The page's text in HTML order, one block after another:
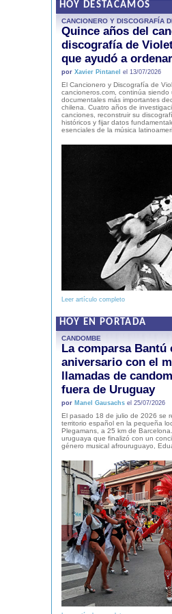
HOY DESTACAMOS
CANCIONERO Y DISCOGRAFÍA
Quince años del
discografía de
que ayudó a
por Xavier Pintanel el 13/07/2026
El Cancionero y Discografía de
cancioneros.com, continúa
documentales más importantes
chilena. Cuatro años de
canciones, reconstruir su
históricos y fijar datos
esenciales de la música
Leer artículo completo
HOY EN PORTADA
CANDOMBE
La comparsa Bantú
aniversario con el
llamadas de
fuera de Uruguay
por Manel Gausachsel 25/07/2026
El pasado 18 de julio de 2026 se
territorio español en la pequeña
Plegamans, a 25 km de
uruguaya que finalizó con un
género musical afrouruguayo,